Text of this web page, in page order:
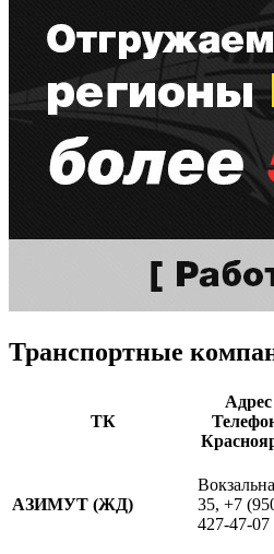
Транспортные
ТК
Адрес
АЗИМУТ (ЖД)
35, +7
427-47-07